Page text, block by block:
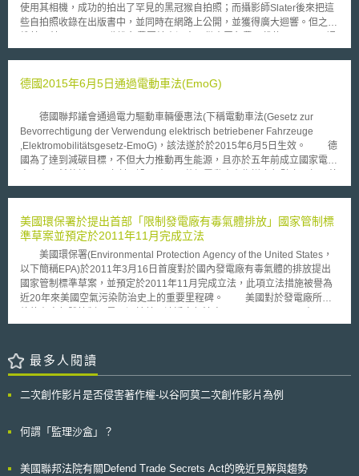
使用其相機，成功的拍出了罕見的黑冠猴自拍照；而攝影師Slater後來把這
些自拍照收錄在出版書中，並同時在網路上公開，並獲得廣大迴響。但之後
為則認為這些照片的著作權已經被英國官方認可屬於Slater所開設的公司，
權登記僅適用「人類作品」，據此Naruto之自拍照並不受著作權保障。
於Naruto，但由於Naruto不懂如何行使權利，故由PETA代為管理著作權，
相關收益均會用於保護黑冠猴，並且向舊金山聯邦法院提出告訴。美國聯邦
法院則在2016年1月6日判決，目前著作權法仍未將保護範圍擴張至動物作
品上，故Naruto並未擁有該自拍照著作權，自無PETA代掌著作權可能；
德國2015年6月5日通過電動車法(EmoG)
德國聯邦議會通過電力驅動車輛優惠法(下稱電動車法(Gesetz zur
Bevorrechtigung der Verwendung elektrisch betriebener Fahrzeuge
,Elektromobilitätsgesetz-EmoG)，該法遂於於2015年6月5日生效。 德
國為了達到減碳目標，不但大力推動再生能源，且亦於五年前成立國家電動
國政府為達此一目標，修法讓電動車可享地方政府提供的停車位以及可使用
之油電混合車輛及(3)燃料電池車輛(電動車法第2條)，並提供優惠予(1)公用
道路巷道之停放(2)全部或一部特定公用道路巷道之特別使用(3)進入或通過
第3條第4項)。 另外，為推廣使用，依道路交通秩序法第46條第1a項，
電動車輛亦得黏貼特殊標識行駛於交通管制區、禁行區域及需繞道之路段。
供巴士行駛道路亦同。而為了電動車之辨識，本法第4條亦規定電動車標識
應具備之內容，並於2015年9月26日發相關之電動車標示規則。
美國環保署於提出首部「限制發電廠有毒氣體排放」國家管制標
準草案並預定於2011年11月完成立法
美國環保署(Environmental Protection Agency of the United States，
以下簡稱EPA)於2011年3月16日首度對於國內發電廠有毒氣體的排放提出
國家管制標準草案，並預定於2011年11月完成立法，此項立法措施被譽為
近20年來美國空氣污染防治史上的重要里程碑。 美國對於發電廠所排
年要求EPA加強對於發電廠排放之汞（mercury）等有毒氣體之管制，而國
公告「清靜空氣除汞管制規則（the Clean Air Mercury Rule，以下簡稱
CAMR規則）」時，卻將燃煤電廠排放汞排除於管制名單外，引發紐澤西等
日聯邦上訴法院作出判決，除指出EPA對於發電廠空污之認定前後矛盾外，
名單中移除(delist)，已違背反清靜空氣法案之程序要求，故推翻CAMR規則
排放的汞、砷（arsenic）、鉻（chromium）、鎳（nickel）及其他酸性或
最多人閱讀
二次創作影片是否侵害著作權-以谷阿莫二次創作影片為例
何謂「監理沙盒」？
美國聯邦法院有關Defend Trade Secrets Act的晚近見解與趨勢